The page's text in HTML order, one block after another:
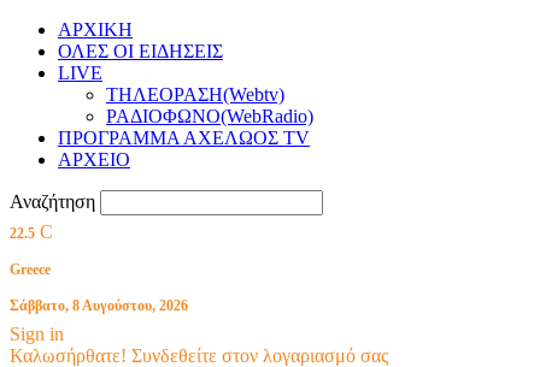
ΑΡΧΙΚΗ
ΟΛΕΣ ΟΙ ΕΙΔΗΣΕΙΣ
LIVE
ΤΗΛΕΟΡΑΣΗ(Webtv)
ΡΑΔΙΟΦΩΝΟ(WebRadio)
ΠΡΟΓΡΑΜΜΑ ΑΧΕΛΩΟΣ TV
ΑΡΧΕΙΟ
Αναζήτηση
22.5 C
Greece
Σάββατο, 8 Αυγούστου, 2026
Sign in
Καλωσήρθατε! Συνδεθείτε στον λογαριασμό σας